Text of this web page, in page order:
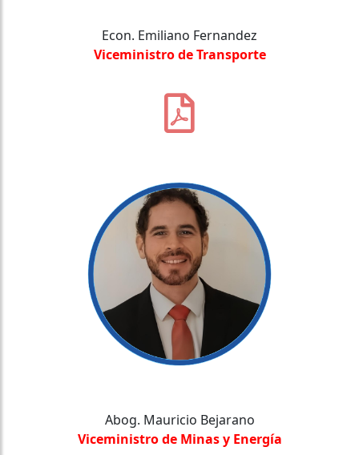
Econ. Emiliano Fernandez
Viceministro de Transporte
Abog. Mauricio Bejarano
Viceministro de Minas y Energía